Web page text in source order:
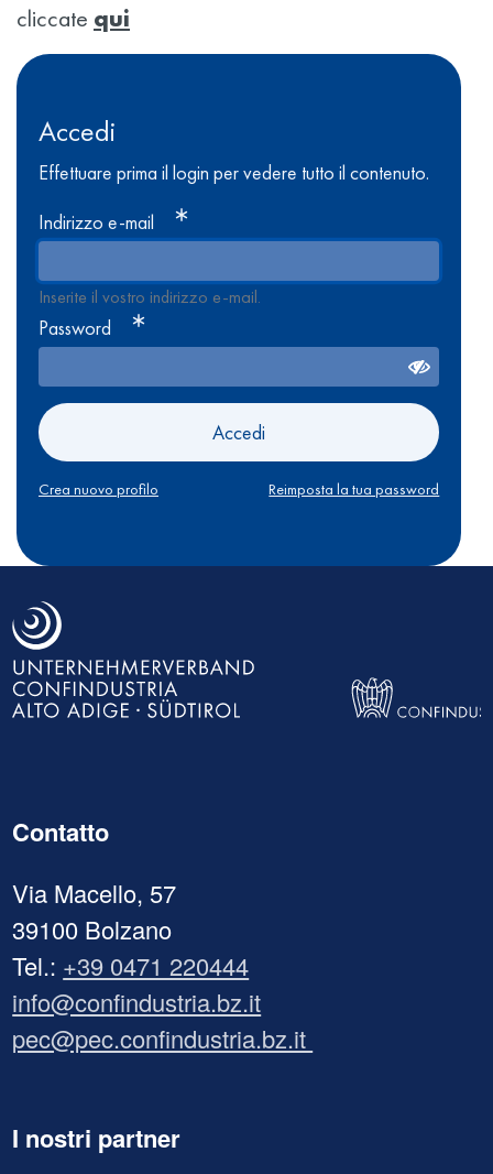
cliccate qui
Accedi
Effettuare prima il login per vedere tutto il contenuto.
Indirizzo e-mail
Inserite il vostro indirizzo e-mail.
Password
Accedi
Crea nuovo profilo Reimposta la tua password
Contatto
Via Macello, 57
39100 Bolzano
Tel.: +39 0471 220444
info@confindustria.bz.it
pec@pec.confindustria.bz.it
I nostri partner